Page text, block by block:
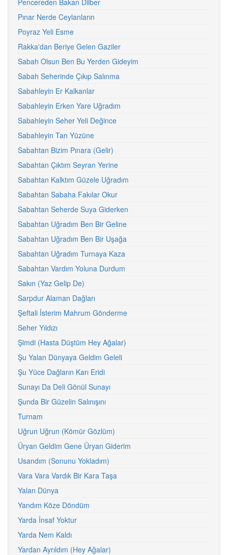
Pencereden Bakan Dilber
Pınar Nerde Ceylanların
Poyraz Yeli Esme
Rakka'dan Beriye Gelen Gaziler
Sabah Olsun Ben Bu Yerden Gideyim
Sabah Seherinde Çıkıp Salınma
Sabahleyin Er Kalkanlar
Sabahleyin Erken Yare Uğradım
Sabahleyin Seher Yeli Değince
Sabahleyin Tan Yüzüne
Sabahtan Bizim Pınara (Gelir)
Sabahtan Çıktım Seyran Yerine
Sabahtan Kalktım Güzele Uğradım
Sabahtan Sabaha Fakılar Okur
Sabahtan Seherde Suya Giderken
Sabahtan Uğradım Ben Bir Geline
Sabahtan Uğradım Ben Bir Uşağa
Sabahtan Uğradım Turnaya Kaza
Sabahtan Vardım Yoluna Durdum
Sakın (Yaz Gelip De)
Sarpdur Alaman Dağları
Şeftali İsterim Mahrum Gönderme
Seher Yıldızı
Şimdi (Hasta Düştüm Hey Ağalar)
Şu Yalan Dünyaya Geldim Geleli
Şu Yüce Dağların Karı Eridi
Sunayı Da Deli Gönül Sunayı
Şunda Bir Güzelin Salınışını
Turnam
Uğrun Uğrun (Kömür Gözlüm)
Üryan Geldim Gene Üryan Giderim
Usandım (Sonunu Yokladım)
Vara Vara Vardık Bir Kara Taşa
Yalan Dünya
Yandım Köze Döndüm
Yarda İnsaf Yoktur
Yarda Nem Kaldı
Yardan Ayrıldım (Hey Ağalar)